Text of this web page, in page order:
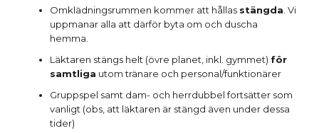
Omklädningsrummen kommer att hållas stängda . Vi
uppmanar alla att därför byta om och duscha
hemma.
Läktaren stängs helt (övre planet, inkl. gymmet) för
samtliga utom tränare och personal/funktionärer
Gruppspel samt dam- och herrdubbel fortsätter som
vanligt (obs, att läktaren är stängd även under dessa
tider)